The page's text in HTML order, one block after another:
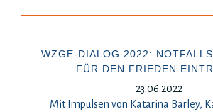
WZGE-DIALOG 2022:
FÜR DEN FRIEDEN
23.06.2022
Mit Impulsen von Katarina Barley,